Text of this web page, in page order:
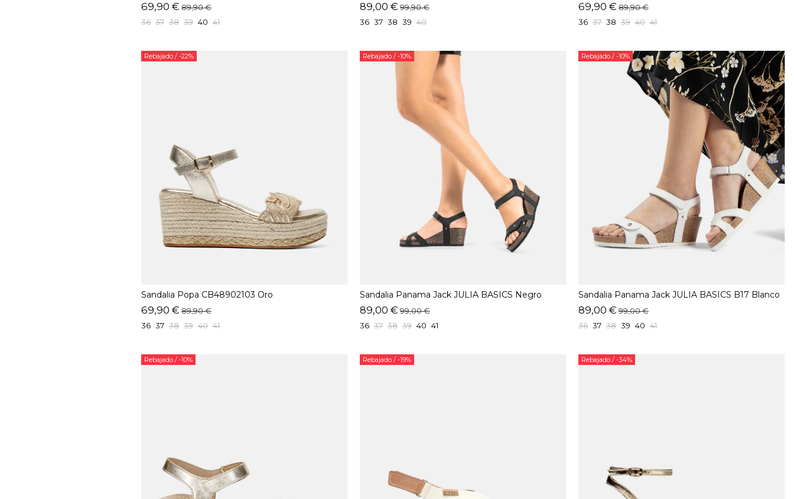
69,90 € 89,90 €
36 37 38 39 40 41
89,00 € 99,90 €
36 37 38 39 40
69,90 € 89,90 €
36 37 38 39 40 41
Rebajado / -22%
Sandalia Popa CB48902103 Oro
69,90 € 89,90 €
36 37 38 39 40 41
Rebajado / -10%
Sandalia Panama Jack JULIA BASICS Negro
89,00 € 99,00 €
36 37 38 39 40 41
Rebajado / -10%
Sandalia Panama Jack JULIA BASICS B17 Blanco
89,00 € 99,00 €
36 37 38 39 40 41
Rebajado / -10% Rebajado / -19% Rebajado / -34%